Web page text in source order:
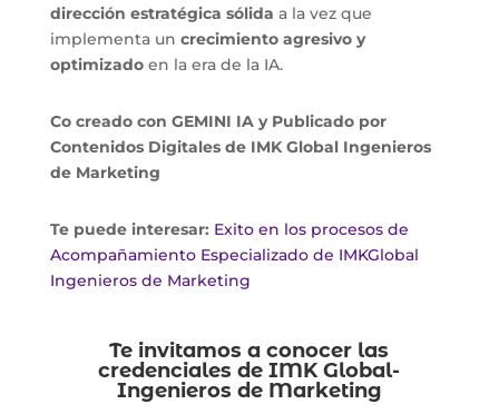
dirección estratégica sólida a la vez que
implementa un crecimiento agresivo y
optimizadoen la era de la IA.
Co creado con GEMINI IA y Publicado por
Contenidos Digitales de IMK Global Ingenieros
de Marketing
Te puede interesar: Exito en los procesos de
Acompañamiento Especializado de IMKGlobal
Ingenieros de Marketing
Te invitamos a conocer las
credenciales deIMK Global-
Ingenieros de Marketing